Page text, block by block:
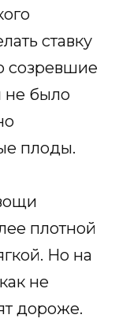
ставку
созревшие
не было
плоды.
плотной
Но на
не
дороже.